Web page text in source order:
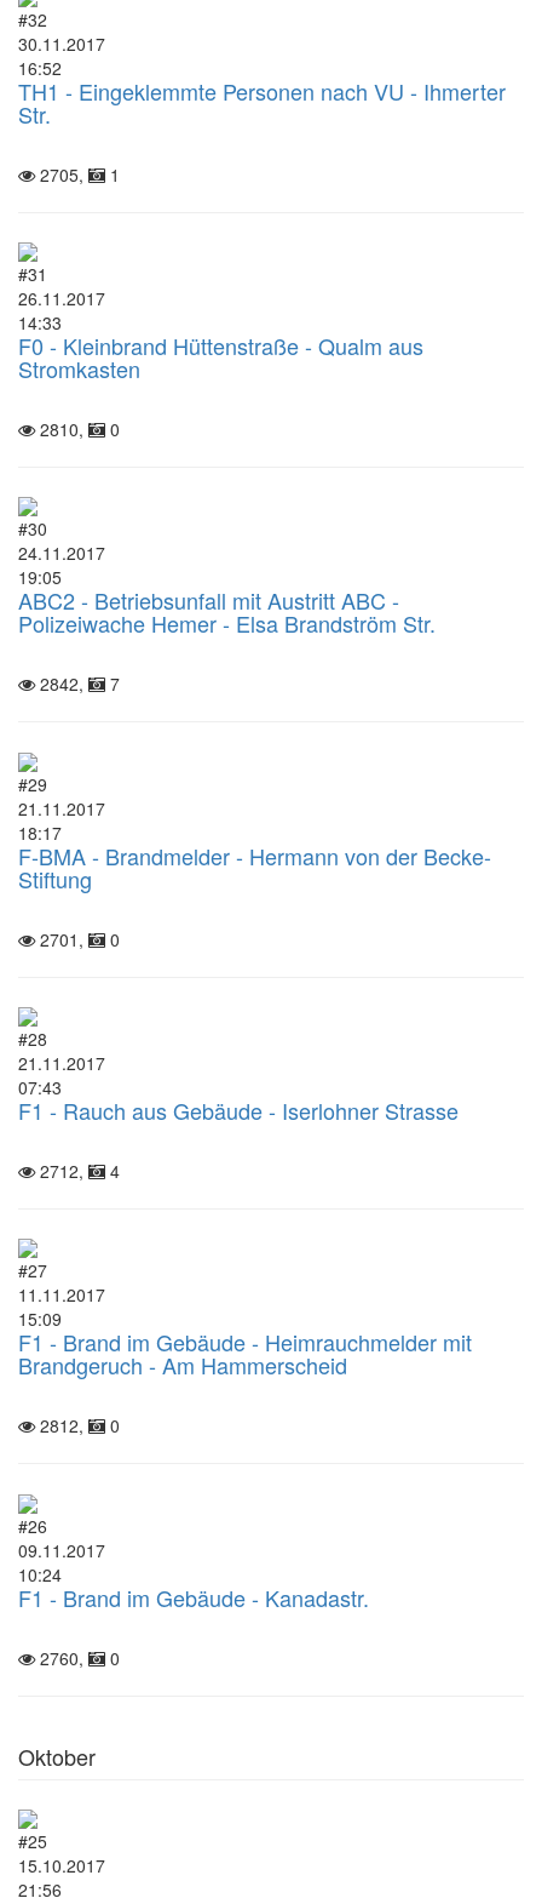
#32
30.11.2017
16:52
TH1 - Eingeklemmte Personen nach VU - Ihmerter
Str.
2705, 1
#31
26.11.2017
14:33
F0 - Kleinbrand Hüttenstraße - Qualm aus
Stromkasten
2810, 0
#30
24.11.2017
19:05
ABC2 - Betriebsunfall mit Austritt ABC -
Polizeiwache Hemer - Elsa Brandström Str.
2842, 7
#29
21.11.2017
18:17
F-BMA - Brandmelder - Hermann von der Becke-
Stiftung
2701, 0
#28
21.11.2017
07:43
F1 - Rauch aus Gebäude - Iserlohner Strasse
2712, 4
#27
11.11.2017
15:09
F1 - Brand im Gebäude - Heimrauchmelder mit
Brandgeruch - Am Hammerscheid
2812, 0
#26
09.11.2017
10:24
F1 - Brand im Gebäude - Kanadastr.
2760, 0
Oktober
#25
15.10.2017
21:56